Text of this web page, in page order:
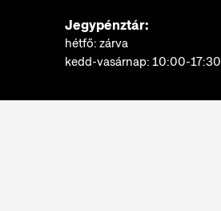
Jegypénztár:
hétfő: zárva
kedd-vasárnap: 10:00-17:30